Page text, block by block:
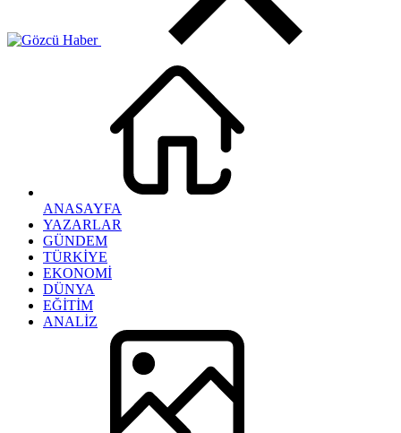
ANASAYFA
YAZARLAR
GÜNDEM
TÜRKİYE
EKONOMİ
DÜNYA
EĞİTİM
ANALİZ